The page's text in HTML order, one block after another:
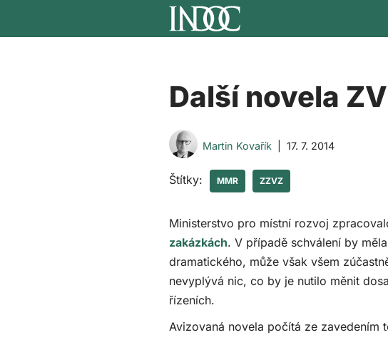
Přeskočit
Další novela
Martin Kovařík 17. 7. 2014
Štítky: MMR ZZVZ
Ministerstvo pro místní rozvoj
zakázkách. V případě schválení by
dramatického, může však všem
nevyplývá nic, co by je nutilo měnit
řízeních.
Avizovaná novela počítá ze zavedením